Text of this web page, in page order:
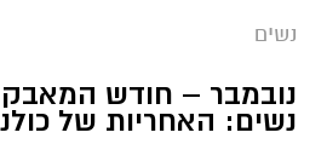
נשים
נובמבר – חודש המאבק
נשים: האחריות של